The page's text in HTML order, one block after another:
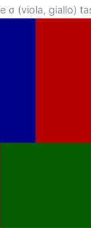
σ (viola, giallo)